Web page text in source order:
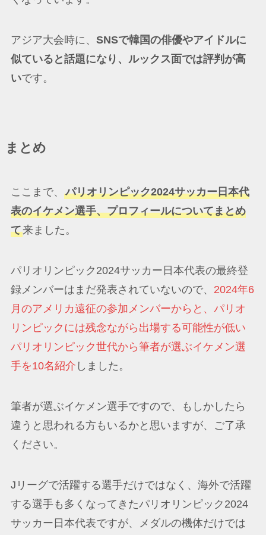
アジア大会時に、 SNSで韓国の俳優やアイドルに
似ていると話題になり、ルックス面では評判が高
いです。
まとめ
ここまで、 パリオリンピック2024サッカー日本代
表のイケメン選手、プロフィールについてまとめ
て来ました。
パリオリンピック2024サッカー日本代表の最終登
録メンバーはまだ発表されていないので、 2024年6
月のアメリカ遠征の参加メンバーからと、パリオ
リンピックには残念ながら出場する可能性が低い
パリオリンピック世代から筆者が選ぶイケメン選
手を10名紹介 しました。
筆者が選ぶイケメン選手ですので、もしかしたら
違うと思われる方もいるかと思いますが、ご了承
ください。
Jリーグで活躍する選手だけではなく、海外で活躍
する選手も多くなってきたパリオリンピック2024
サッカー日本代表ですが、メダルの機体だけでは